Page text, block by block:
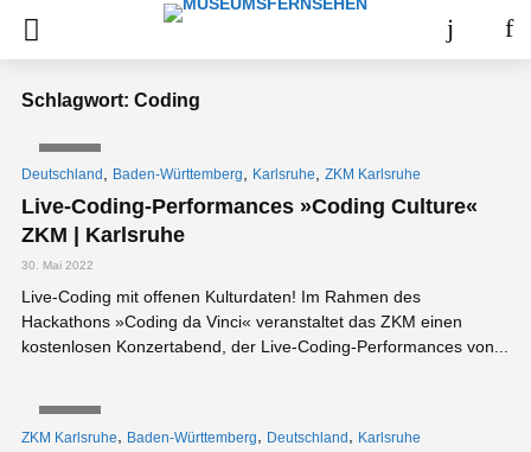
Schlagwort: Coding
Deutschland Baden-Württemberg Karlsruhe ZKM Karlsruhe
Live-Coding-Performances »Coding Culture«
ZKM | Karlsruhe
30. Mai 2022
Live-Coding mit offenen Kulturdaten! Im Rahmen des
Hackathons »Coding da Vinci« veranstaltet das ZKM einen
kostenlosen Konzertabend, der Live-Coding-Performances von...
ZKM Karlsruhe, Baden-Württemberg, Deutschland, Karlsruhe